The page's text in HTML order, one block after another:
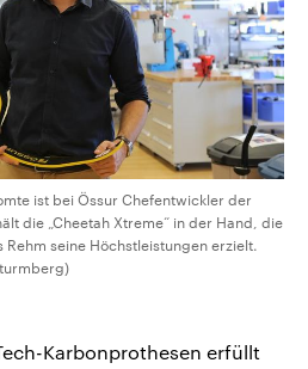
ist bei Össur Chefentwickler der
die „Cheetah Xtreme“ in der Hand, die
seine Höchstleistungen erzielt.
Karbonprothesen erfüllt